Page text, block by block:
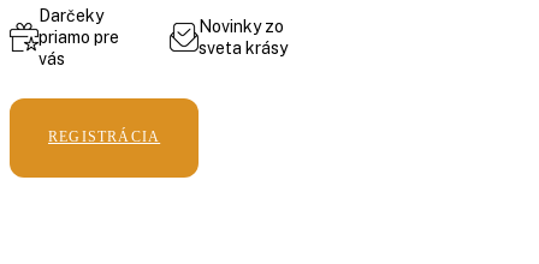
Darčeky
priamo pre
vás
Novinky zo
sveta krásy
REGISTRÁCIA